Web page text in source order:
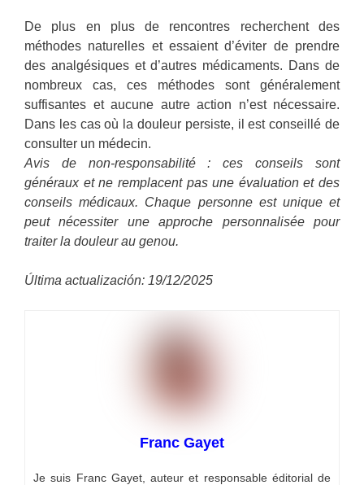
De plus en plus de rencontres recherchent des
méthodes naturelles et essaient d’éviter de prendre
des analgésiques et d’autres médicaments. Dans de
nombreux cas, ces méthodes sont généralement
suffisantes et aucune autre action n’est nécessaire.
Dans les cas où la douleur persiste, il est conseillé de
consulter un médecin.
Avis de non-responsabilité : ces conseils sont
généraux et ne remplacent pas une évaluation et des
conseils médicaux. Chaque personne est unique et
peut nécessiter une approche personnalisée pour
traiter la douleur au genou.
Última actualización: 19/12/2025
Franc Gayet
Je suis Franc Gayet, auteur et responsable éditorial de